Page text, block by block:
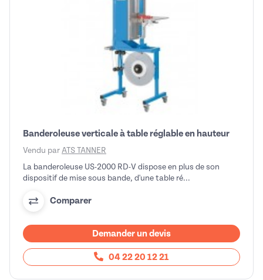
Banderoleuse verticale à table réglable en hauteur
Vendu par ATS TANNER
La banderoleuse US-2000 RD-V dispose en plus de son
dispositif de mise sous bande, d'une table ré...
Comparer
Demander un devis
04 22 20 12 21